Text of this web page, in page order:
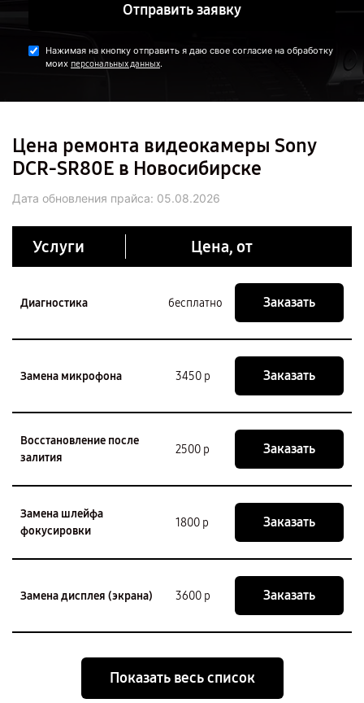
Отправить заявку
Нажимая на кнопку отправить я даю свое согласие на обработку
моих персональных данных.
Цена ремонта видеокамеры Sony
DCR-SR80E в Новосибирске
Дата обновления прайса: 05.08.2026
Услуги Цена, от
Диагностика бесплатно Заказать
Замена микрофона 3450 р Заказать
Восстановление после
залития
2500 р Заказать
Замена шлейфа
фокусировки
1800 р Заказать
Замена дисплея (экрана) 3600 р Заказать
Показать весь список